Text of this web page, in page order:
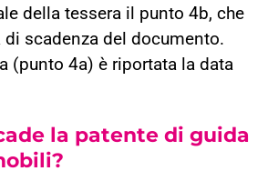
della tessera il punto 4b, che
scadenza del documento.
(punto 4a) è riportata la data
la patente di guida